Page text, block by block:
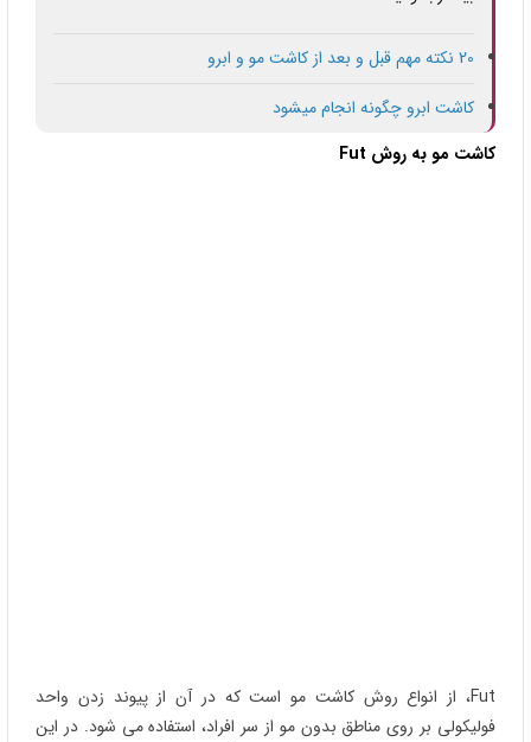
20 نکته مهم قبل و بعد از کاشت مو و ابرو
کاشت ابرو چگونه انجام میشود
کاشت مو به روش Fut
Fut، از انواع روش کاشت مو است که در آن از پیوند زدن واحد
فولیکولی بر روی مناطق بدون مو از سر افراد، استفاده می شود. در این